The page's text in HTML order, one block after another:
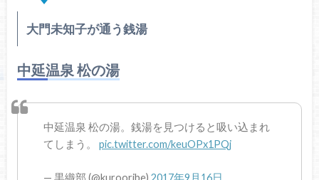
大門未知子が通う銭湯
中延温泉 松の湯
中延温泉 松の湯。銭湯を見つけると吸い込まれ
てしまう。pic.twitter.com/keuOPx1PQj